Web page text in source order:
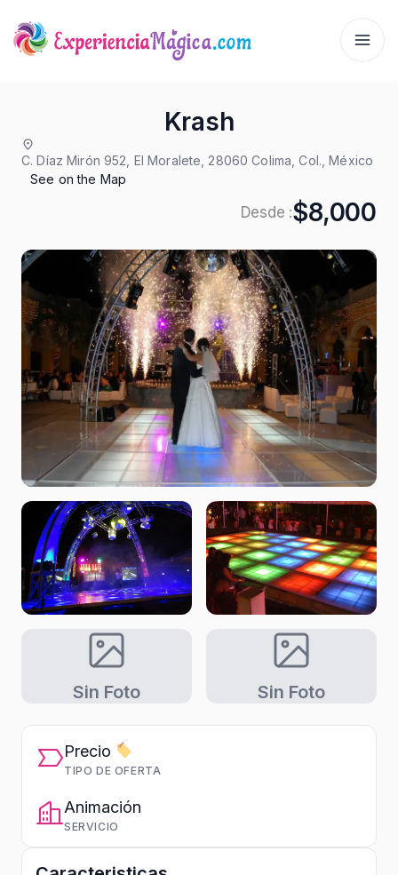
Krash
C. Díaz Mirón 952, El Moralete, 28060 Colima, Col., México
See on the Map
$8,000
Sin Foto Sin Foto
Precio
TIPO DE OFERTA
Animación
SERVICIO